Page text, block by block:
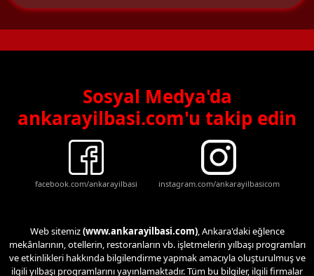
Sosyal Medya'da
ankarayilbasi.com'u takip edin
facebook.com/ankarayilbasi instagram.com/ankarayilbasicom
Web sitemiz(www.ankarayilbasi.com), Ankara'daki eğlence
mekânlarının, otellerin, restoranların vb. işletmelerin yılbaşı programları
ve etkinlikleri hakkında bilgilendirme yapmak amacıyla oluşturulmuş ve
ilgili yılbaşı programlarını yayınlamaktadır. Tüm bu bilgiler, ilgili firmalar